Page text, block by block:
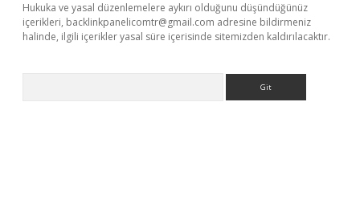
Hukuka ve yasal düzenlemelere aykırı olduğunu düşündüğünüz
içerikleri, backlinkpanelicomtr@gmail.com adresine bildirmeniz
halinde, ilgili içerikler yasal süre içerisinde sitemizden kaldırılacaktır.